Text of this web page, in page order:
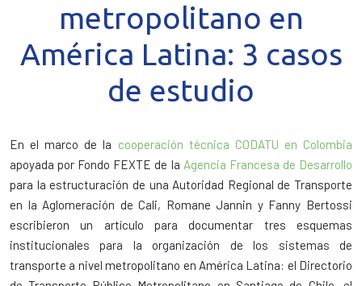
metropolitano en
América Latina: 3 casos
de estudio
En el marco de la cooperación técnica CODATU en Colombia
apoyada por Fondo FEXTE de la Agencia Francesa de Desarrollo
para la estructuración de una Autoridad Regional de Transporte
en la Aglomeración de Cali, Romane Jannin y Fanny Bertossi
escribieron un artículo para documentar tres esquemas
institucionales para la organización de los sistemas de
transporte a nivel metropolitano en América Latina: el Directorio